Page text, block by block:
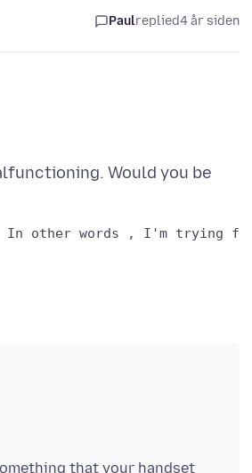
Paulreplied4 år siden
Would you be
that your handset